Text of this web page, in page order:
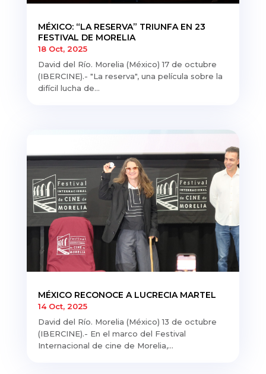
MÉXICO: “LA RESERVA” TRIUNFA EN 23
FESTIVAL DE MORELIA
18 Oct, 2025
David del Río. Morelia (México) 17 de octubre
(IBERCINE).- "La reserva", una película sobre la
difícil lucha de...
MÉXICO RECONOCE A LUCRECIA MARTEL
14 Oct, 2025
David del Río. Morelia (México) 13 de octubre
(IBERCINE).- En el marco del Festival
Internacional de cine de Morelia,...